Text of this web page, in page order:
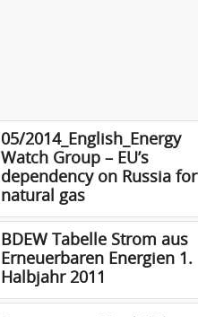
05/2014_English_Energy
Watch Group – EU’s
dependency on Russia for
natural gas
BDEW Tabelle Strom aus
Erneuerbaren Energien 1.
Halbjahr 2011